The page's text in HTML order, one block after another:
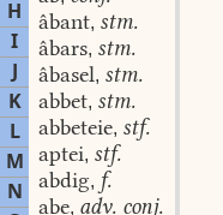
H
I
J
K
L
M
N
âbant, stm.
âbars, stm.
âbasel, stm.
abbet, stm.
abbeteie, stf.
aptei, stf.
abdig, f.
abe, adv. conj.